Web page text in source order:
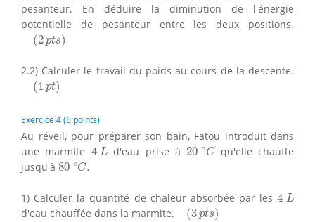
pesanteur. En déduire la diminution de l'énergie
potentielle de pesanteur entre les deux positions.
(2 pts)
( pts)
2.2) Calculer le travail du poids au cours de la descente.
(1 pt)
pt
Exercice 4 (6 points)
Au réveil, pour préparer son bain, Fatou introduit dans
une marmite 4 L
4L d'eau prise à 20 ∘C
20 ∘Cqu'elle chauffe
jusqu'à 80 ∘C.
80 ∘C
1) Calculer la quantité de chaleur absorbée par les4 L
4 L
d'eau chauffée dans la marmite. (3 pts)
pts)